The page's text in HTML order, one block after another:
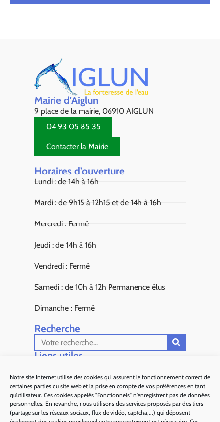
Notre site Internet utilise des cookies qui assurent le fonctionnement correct de
certaines parties du site web et la prise en compte de vos préférences en tant
qu’utilisateur. Ces cookies appelés "Fonctionnels" n'enregistrent pas de données
personnelles. En revanche, nous utilisons des services proposés par des tiers
(partage sur les réseaux sociaux, flux de vidéo, captcha,...) qui déposent
Mairie d'Aiglun
9 place de la mairie, 06910 AIGLUN
04 93 05 85 35
Contacter la Mairie
Horaires d'ouverture
Lundi : de 14h à 16h
Mardi : de 9h15 à 12h15 et de 14h à 16h
Mercredi : Fermé
Jeudi : de 14h à 16h
Vendredi : Fermé
Samedi : de 10h à 12h Permanence élus
Dimanche : Fermé
Recherche
Liens utiles​
Sous Préfecture de Grasse
Département 06